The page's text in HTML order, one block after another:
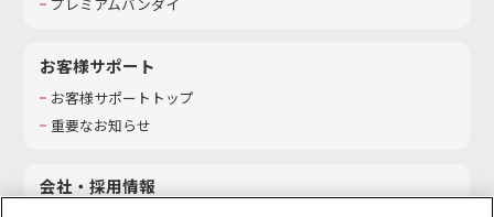
プレミアムバンダイ
お客様サポート
お客様サポートトップ
重要なお知らせ
会社・採用情報